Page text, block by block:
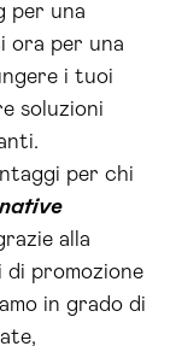
per una
ora per una
i tuoi
soluzioni
per chi
alla
di promozione
in grado di